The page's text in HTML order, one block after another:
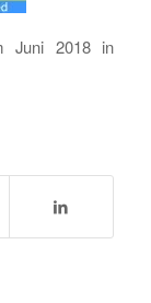
Juni 2018 in